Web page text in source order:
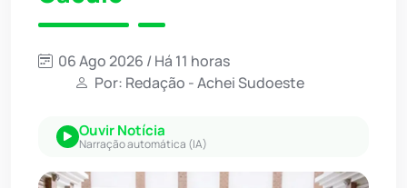
06 Ago 2026 / Há 11 horas
Por: Redação - Achei Sudoeste
Ouvir Notícia
Narração automática (IA)